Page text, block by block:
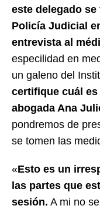
este delegado
Policía Judicial
entrevista al
especilidad en
un galeno del
certifique cuál
abogada Ana
pondremos de
se tomen las
«Esto es un
las partes que
sesión. A mi no